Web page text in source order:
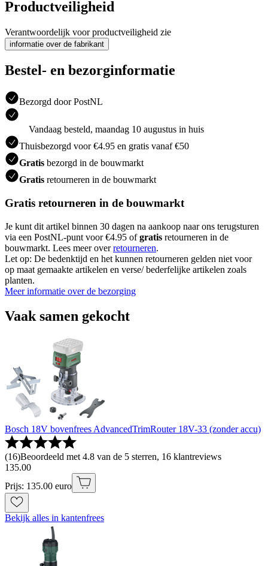
Productveiligheid
Verantwoordelijk voor productveiligheid zie
informatie over de fabrikant
Bestel- en bezorginformatie
Bezorgd door PostNL
Vandaag besteld, maandag 10 augustus in huis
Thuisbezorgd voor €4.95 en gratis vanaf €50
Gratis bezorgd in de bouwmarkt
Gratis retourneren in de bouwmarkt
Gratis retourneren in de bouwmarkt
Je kunt dit artikel binnen 30 dagen na aankoop naar ons terugsturen
via een PostNL-punt voor €4.95 ofgratis retourneren in de
bouwmarkt. Lees meer overretourneren.
Let op: De bedenktijd en het kunnen retourneren gelden niet voor
op maat gemaakte artikelen en verse/ bederfelijke artikelen zoals
planten.
Meer informatie over de bezorging
Vaak samen gekocht
Bosch 18V bovenfrees AdvancedTrimRouter 18V-33 (zonder accu)
(16)Beoordeeld met 4.8 van de 5 sterren, 16 klantreviews
135.00
Prijs: 135.00 euro
Bekijk alles in kantenfrees